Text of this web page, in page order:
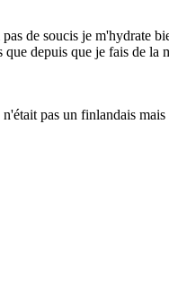
de soucis je m'hydrate
depuis que je fais de la
pas un finlandais